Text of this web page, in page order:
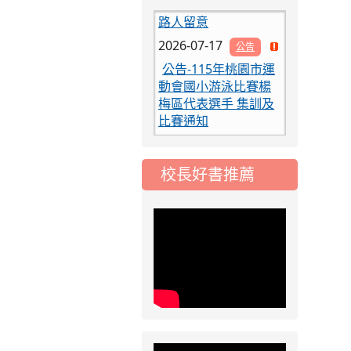
2026-07-17
公告-115年桃園市運
動會國小游泳比賽楊
梅區代表選手 集訓及
比賽通知
2026-07-13
暨導師編配作業公告
2026-08-05
重要
五年級常態編班結果
2026-07-31
公告
校長好書推薦